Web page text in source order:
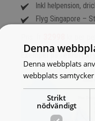
Inkl helpension,
Flyg Singapore –
Exempel på resrutt
Denna
Denna webbplats
webbplats
Strikt
nödvändigt